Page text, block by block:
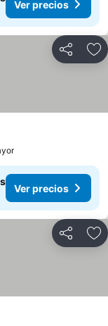
Ver precios
Compartir
precios
Ver precios
Compartir